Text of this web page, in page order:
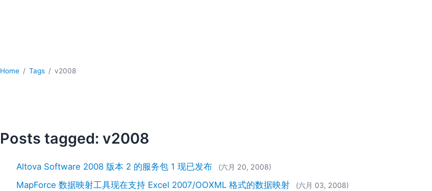
Home Tags v2008
Posts tagged: v2008
Altova Software 2008 版本 2 的服务包 1 现已发布 (六月 20, 2008)
MapForce 数据映射工具现在支持 Excel 2007/OOXML 格式的数据映射 (六月 03, 2008)